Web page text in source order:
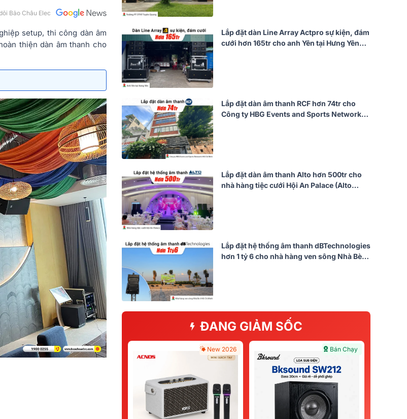
Bảo Châu Elec
setup, thi công dàn âm
thiện dàn âm thanh cho
Lắp đặt dàn Line Array Actpro sự kiện, đám
cưới hơn 165tr cho anh Yên tại Hưng Yên
Lắp đặt dàn âm thanh RCF hơn 74tr cho
Công ty HBG Events and Sports Network
Lắp đặt dàn âm thanh Alto hơn 500tr cho
nhà hàng tiệc cưới Hội An Palace (Alto
Lắp đặt hệ thống âm thanh dBTechnologies
hơn 1 tỷ 6 cho nhà hàng ven sông Nhà Bè
ĐANG GIẢM SỐC
New 2026 Bán Chạy